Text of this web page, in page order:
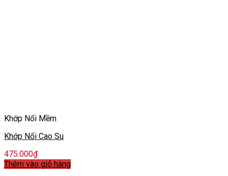
Khớp Nối Mềm
Khớp Nối Cao Su
475.000₫
Thêm vào giỏ hàng